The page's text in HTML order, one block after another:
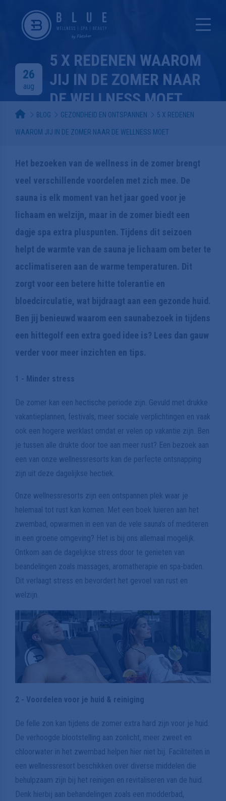
26
aug
5 X REDENEN WAAROM
JIJ IN DE ZOMER NAAR
DE WELLNESS MOET
msalas
Gezondheid en ontspannen
BLOG GEZONDHEID EN ONTSPANNEN 5 X REDENEN
WAAROM JIJ IN DE ZOMER NAAR DE WELLNESS MOET
Het bezoeken van de wellness in de zomer brengt
veel verschillende voordelen met zich mee. De
sauna is elk moment van het jaar goed voor je
lichaam en welzijn, maar in de zomer biedt een
dagje spa extra pluspunten. Tijdens dit seizoen
helpt de warmte van de sauna je lichaam om beter te
acclimatiseren aan de warme temperaturen. Dit
zorgt voor een betere hitte tolerantie en
bloedcirculatie, wat bijdraagt aan een gezonde huid.
Ben jij benieuwd waarom een saunabezoek in tijdens
een hittegolf een extra goed idee is? Lees dan gauw
verder voor meer inzichten en tips.
1 - Minder stress
De zomer kan een hectische periode zijn. Gevuld met drukke
vakantieplannen, festivals, meer sociale verplichtingen en vaak
ook een hogere werklast omdat er velen op vakantie zijn. Ben
je tussen alle drukte door toe aan meer rust? Een bezoek aan
een van onze wellnessresorts kan de perfecte ontsnapping
zijn uit deze dagelijkse hectiek.
Onze wellnessresorts zijn een ontspannen plek waar je
helemaal tot rust kan komen. Met een boek luieren aan het
zwembad, opwarmen in een van de vele sauna’s of mediteren
in een groene omgeving? Het is bij ons allemaal mogelijk.
Ontkom aan de dagelijkse stress door te genieten van
beandelingen zoals massages, aromatherapie en spa-baden.
Dit verlaagt stress en bevordert het gevoel van rust en
welzijn.
2 - Voordelen voor je huid & reiniging
De felle zon kan tijdens de zomer extra hard zijn voor je huid.
De verhoogde blootstelling aan zonlicht, meer zweet en
chloorwater in het zwembad helpen hier niet bij. Faciliteiten in
een wellnessresort beschikken over diverse middelen die
behulpzaam zijn bij het reinigen en revitaliseren van de huid.
Denk hierbij aan behandelingen zoals een modderbad,